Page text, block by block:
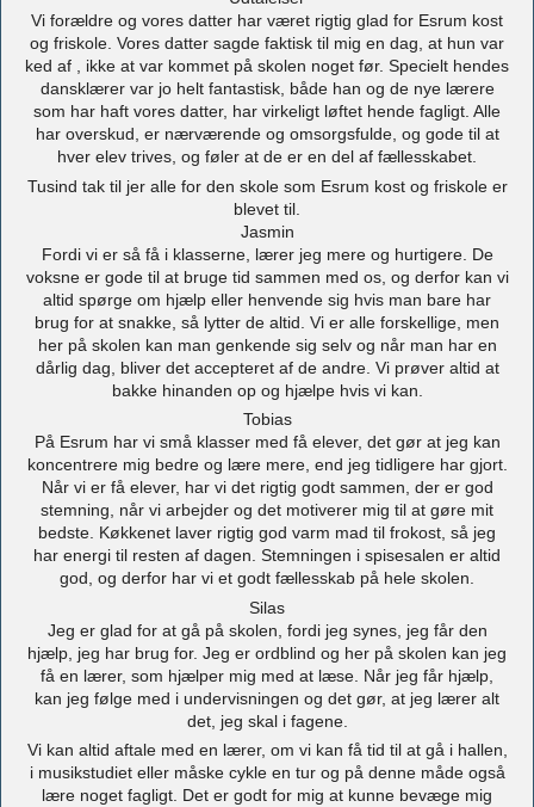
Vi forældre og vores datter har været rigtig glad for Esrum kost
og friskole. Vores datter sagde faktisk til mig en dag, at hun var
ked af , ikke at var kommet på skolen noget før. Specielt hendes
dansklærer var jo helt fantastisk, både han og de nye lærere
som har haft vores datter, har virkeligt løftet hende fagligt. Alle
har overskud, er nærværende og omsorgsfulde, og gode til at
hver elev trives, og føler at de er en del af fællesskabet.
Tusind tak til jer alle for den skole som Esrum kost og friskole er
blevet til.
Jasmin
Fordi vi er så få i klasserne, lærer jeg mere og hurtigere. De
voksne er gode til at bruge tid sammen med os, og derfor kan vi
altid spørge om hjælp eller henvende sig hvis man bare har
brug for at snakke, så lytter de altid. Vi er alle forskellige, men
her på skolen kan man genkende sig selv og når man har en
dårlig dag, bliver det accepteret af de andre. Vi prøver altid at
bakke hinanden op og hjælpe hvis vi kan.
Tobias
På Esrum har vi små klasser med få elever, det gør at jeg kan
koncentrere mig bedre og lære mere, end jeg tidligere har gjort.
Når vi er få elever, har vi det rigtig godt sammen, der er god
stemning, når vi arbejder og det motiverer mig til at gøre mit
bedste. Køkkenet laver rigtig god varm mad til frokost, så jeg
har energi til resten af dagen. Stemningen i spisesalen er altid
god, og derfor har vi et godt fællesskab på hele skolen.
Silas
Jeg er glad for at gå på skolen, fordi jeg synes, jeg får den
hjælp, jeg har brug for. Jeg er ordblind og her på skolen kan jeg
få en lærer, som hjælper mig med at læse. Når jeg får hjælp,
kan jeg følge med i undervisningen og det gør, at jeg lærer alt
det, jeg skal i fagene.
Vi kan altid aftale med en lærer, om vi kan få tid til at gå i hallen,
i musikstudiet eller måske cykle en tur og på denne måde også
lære noget fagligt. Det er godt for mig at kunne bevæge mig